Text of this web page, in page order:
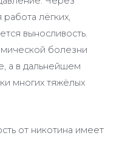
лёгких,
выносливость.
болезни
а в дальнейшем
многих тяжёлых
от никотина имеет